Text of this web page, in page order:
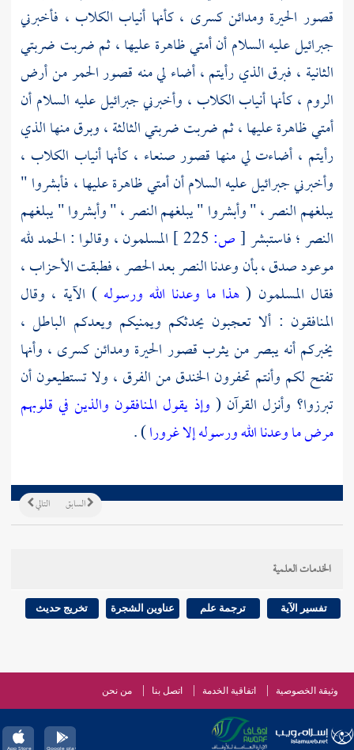
قصور الحيرة ومدائن كسرى ،كأنها أنياب الكلاب ، فأخبرني
جبرائيل عليه السلامأن أمتي ظاهرة عليها ، ثم ضربت ضربتي
الثانية ، فبرق الذي رأيتم ، أضاء لي منه قصور الحمر من أرض
الروم ،كأنها أنياب الكلاب ، وأخبرنيجبرائيل عليه السلامأن
أمتي ظاهرة عليها ، ثم ضربت ضربتي الثالثة ، وبرق منها الذي
رأيتم ، أضاءت لي منها قصورصنعاء ، كأنها أنياب الكلاب ،
وأخبرنيجبرائيل عليه السلامأن أمتي ظاهرة عليها ، فأبشروا "
يبلغهم النصر ، " وأبشروا " يبلغهم النصر ، " وأبشروا " يبلغهم
النصر ؛ فاستبشر[ص:
المسلمون ، وقالوا : الحمد لله
موعود صدق ، بأن وعدنا النصر بعد الحصر ، فطبقت الأحزاب ،
فقال المسلمون ( هذا ما وعدنا الله ورسوله) الآية ، وقال
المنافقون : ألا تعجبون يحدثكم ويمنيكم ويعدكم الباطل ،
يخبركم أنه يبصر من يثرب قصور الحيرة ومدائن كسرى ، وأنها
تفتح لكم وأنتم تحفرون الخندقمن الفرق ، ولا تستطيعون أن
تبرزوا؟ وأنزل القرآن ( وإذ يقول المنافقون والذين في قلوبهم
مرض ما وعدنا الله ورسوله إلا غرورا) .
التالي السابق
الخدمات العلمية
تفسير الآية ترجمة علم عناوين الشجرة تخريج حديث
وثيقة الخصوصية اتفاقية الخدمة اتصل بنا من نحن